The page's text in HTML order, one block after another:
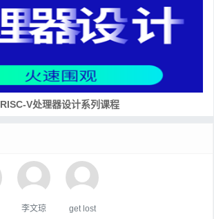
RISC-V处理器设计系列课程
李文琼 get lost